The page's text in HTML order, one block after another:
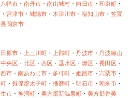
八幡市 ・ 南丹市 ・ 南山城村 ・ 向日市 ・ 和束町 ・
・ 宮津市 ・ 城陽市 ・ 木津川市 ・ 福知山市 ・ 笠置
長岡京市
原市 ・ 上三川町 ・ 上郡町 ・ 丹波市 ・ 丹波篠山
中央区 ・ 北区 ・ 西区 ・ 垂水区 ・ 灘区 ・ 長田区 ・
市 ・ 南あわじ市 ・ 多可町 ・ 姫路市 ・ 宍粟市 ・
・ 揖保郡太子町 ・ 播磨町 ・ 明石市 ・ 朝来市 ・
市 ・ 神河町 ・ 美方郡新温泉町 ・ 美方郡香美